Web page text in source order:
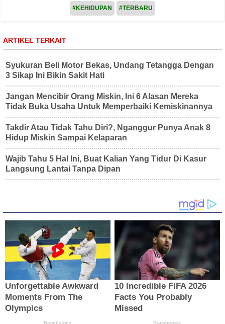
#KEHIDUPAN #TERBARU
ARTIKEL TERKAIT
Syukuran Beli Motor Bekas, Undang Tetangga Dengan
3 Sikap Ini Bikin Sakit Hati
Jangan Mencibir Orang Miskin, Ini 6 Alasan Mereka
Tidak Buka Usaha Untuk Memperbaiki Kemiskinannya
Takdir Atau Tidak Tahu Diri?, Nganggur Punya Anak 8
Hidup Miskin Sampai Kelaparan
Wajib Tahu 5 Hal Ini, Buat Kalian Yang Tidur Di Kasur
Langsung Lantai Tanpa Dipan